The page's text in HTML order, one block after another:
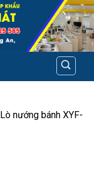
Lò nướng bánh XYF-